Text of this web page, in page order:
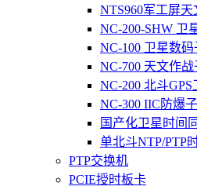
NTS960军工屏
NC-200-SHW 卫
NC-100 卫星数码
NC-700 天文作战
NC-200 北斗
NC-300 IIC防爆
国产化卫星时间
单北斗NTP/PTP
PTP交换机
PCIE授时板卡